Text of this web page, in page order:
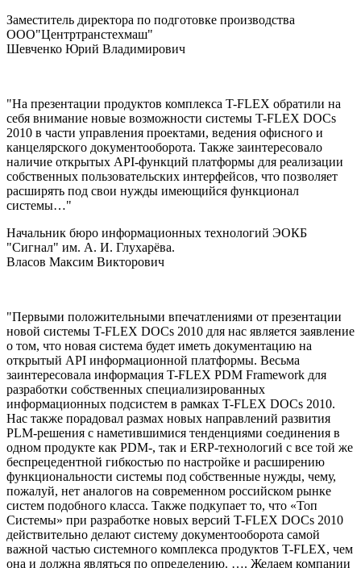
Заместитель директора по подготовке производства
ООО"Центртранстехмаш"
Шевченко Юрий Владимирович
"На презентации продуктов комплекса T-FLEX обратили на
себя внимание новые возможности системы T-FLEX DOCs
2010 в части управления проектами, ведения офисного и
канцелярского документооборота. Также заинтересовало
наличие открытых API-функций платформы для реализации
собственных пользовательских интерфейсов, что позволяет
расширять под свои нужды имеющийся функционал
системы…"
Начальник бюро информационных технологий ЭОКБ
"Сигнал" им. А. И. Глухарёва.
Власов Максим Викторович
"Первыми положительными впечатлениями от презентации
новой системы T-FLEX DOCs 2010 для нас является заявление
о том, что новая система будет иметь документацию на
открытый API информационной платформы. Весьма
заинтересовала информация T-FLEX PDM Framework для
разработки собственных специализированных
информационных подсистем в рамках T-FLEX DOCs 2010.
Нас также порадовал размах новых направлений развития
PLM-решения с наметившимися тенденциями соединения в
одном продукте как PDM-, так и ERP-технологий с все той же
беспрецедентной гибкостью по настройке и расширению
функциональности системы под собственные нужды, чему,
пожалуй, нет аналогов на современном российском рынке
систем подобного класса. Также подкупает то, что «Топ
Системы» при разработке новых версий T-FLEX DOCs 2010
действительно делают систему документооборота самой
важной частью системного комплекса продуктов T-FLEX, чем
она и должна являться по определению. …. Желаем компании